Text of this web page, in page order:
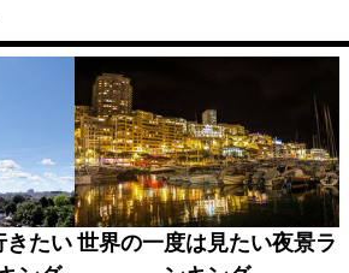
きたい 世界の一度は見たい夜景ラ